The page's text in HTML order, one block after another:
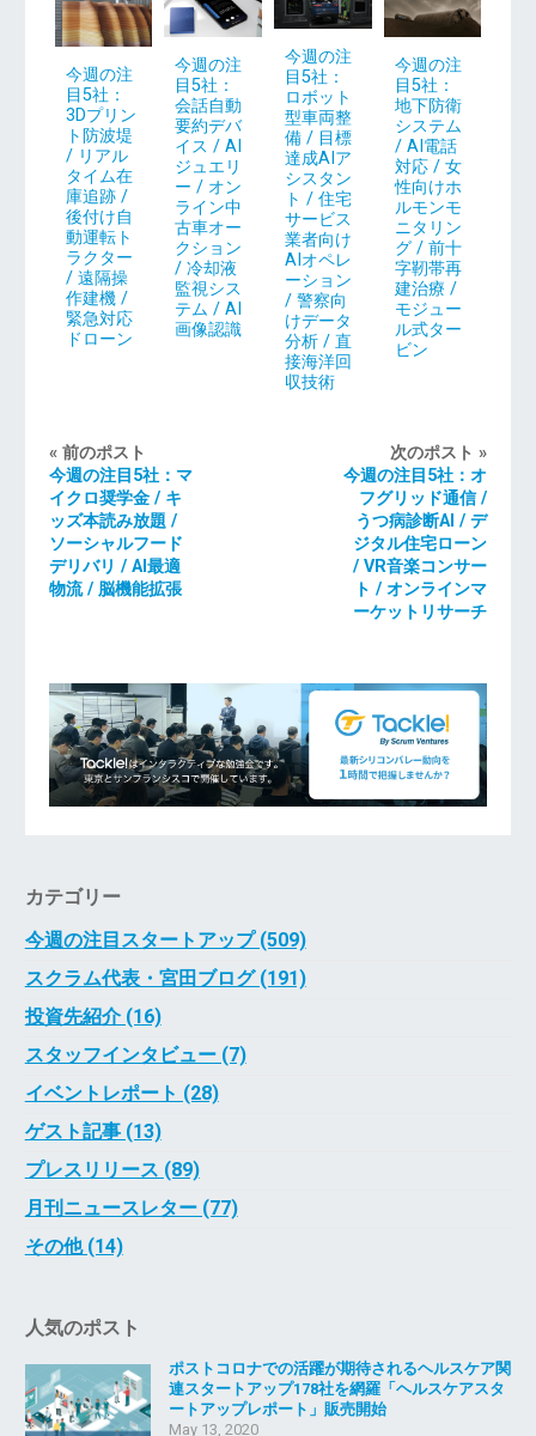
今週の注
目5社：
3Dプリン
ト防波堤
/ リアル
タイム在
庫追跡 /
後付け自
動運転ト
ラクター
/ 遠隔操
作建機 /
緊急対応
ドローン
今週の注
目5社：
会話自動
要約デバ
イス / AI
ジュエリ
ー / オン
ライン中
古車オー
クション
/ 冷却液
監視シス
テム / AI
画像認識
今週の注
目5社：
ロボット
型車両整
備 / 目標
達成AIア
シスタン
ト / 住宅
サービス
業者向け
AIオペレ
ーション
/ 警察向
けデータ
分析 / 直
接海洋回
収技術
今週の注
目5社：
地下防衛
システム
/ AI電話
対応 / 女
性向けホ
ルモンモ
ニタリン
グ / 前十
字靭帯再
建治療 /
モジュー
ル式ター
ビン
« 前のポスト
今週の注目5社：マ
イクロ奨学金 / キ
ッズ本読み放題 /
ソーシャルフード
デリバリ / AI最適
物流 / 脳機能拡張
次のポスト »
今週の注目5社：オ
フグリッド通信 /
うつ病診断AI / デ
ジタル住宅ローン
/ VR音楽コンサー
ト / オンラインマ
ーケットリサーチ
カテゴリー
今週の注目スタートアップ (509)
スクラム代表・宮田ブログ (191)
投資先紹介 (16)
スタッフインタビュー (7)
イベントレポート (28)
ゲスト記事 (13)
プレスリリース (89)
月刊ニュースレター (77)
その他 (14)
人気のポスト
ポストコロナでの活躍が期待されるヘルスケア関
連スタートアップ178社を網羅「ヘルスケアスタ
ートアップレポート」販売開始
May 13, 2020